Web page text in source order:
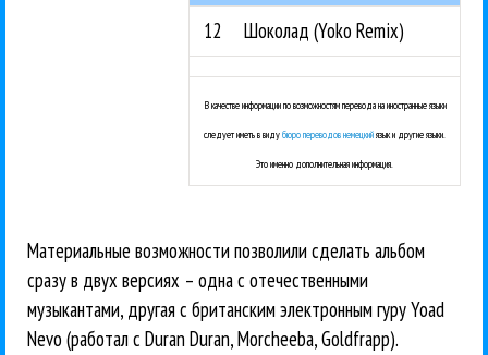
12
Шоколад (Yoko Remix)
В качестве информации по возможностям перевода на иностранные языки
следует иметь в видубюро переводов немецкийязык и другие языки.
Это именно дополнительная информация.
Материальные возможности позволили сделать альбом
сразу в двух версиях – одна с отечественными
музыкантами, другая с британским электронным гуру Yoad
Nevo (работал с Duran Duran, Morcheeba, Goldfrapp).